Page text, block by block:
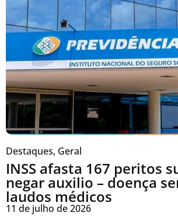
Destaques, Geral
INSS afasta 167 peritos
negar auxilio – doença
laudos médicos
11 de julho de 2026